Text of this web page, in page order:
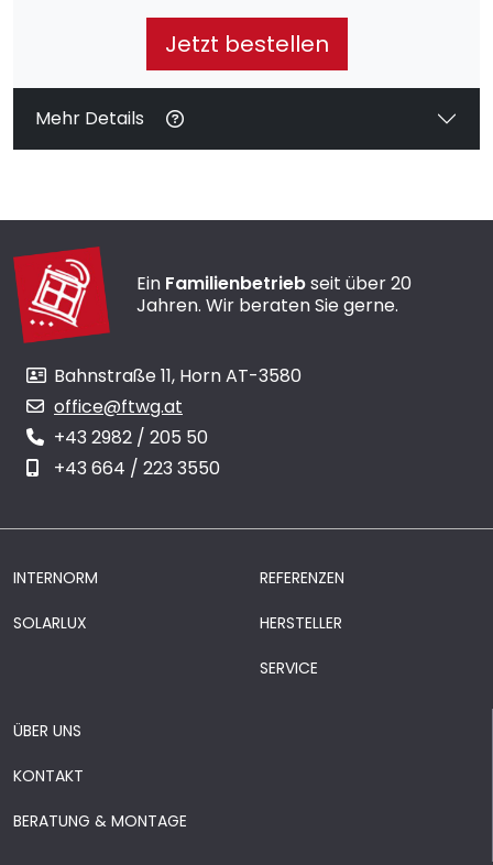
Jetzt bestellen
Mehr Details
Ein Familienbetriebseit über 20
Jahren. Wir beraten Sie gerne.
Bahnstraße 11, Horn AT-3580
office@ftwg.at
+43 2982 / 205 50
+43 664 / 223 3550
INTERNORM
SOLARLUX
REFERENZEN
HERSTELLER
SERVICE
ÜBER UNS
KONTAKT
BERATUNG & MONTAGE